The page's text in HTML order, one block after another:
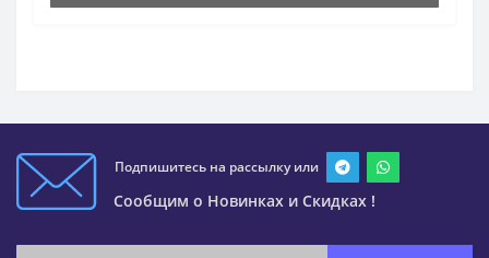
Подпишитесь на рассылку или
Сообщим о Новинках и Скидках !